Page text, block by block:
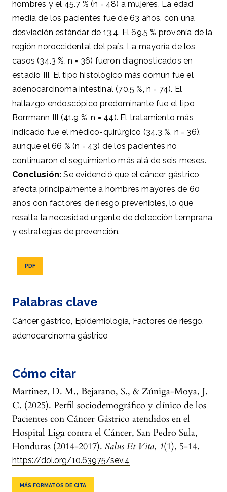
Palabras clave
Cáncer gástrico, Epidemiología, Factores de riesgo,
adenocarcinoma gástrico
Cómo citar
Martinez, D. M., Bejarano, S., & Zúniga-Moya, J.
C. (2025). Perfil sociodemográfico y clínico de los
Pacientes con Cáncer Gástrico atendidos en el
Hospital Liga contra el Cáncer, San Pedro Sula,
Honduras (2014-2017). Salus Et Vita, 1(1), 5-14.
https://doi.org/10.63975/sev.4
MÁS FORMATOS DE CITA
hombres y el 45.7 % (n = 48) a mujeres. La edad
media de los pacientes fue de 63 años, con una
desviación estándar de 13.4. El 69.5 % provenía de la
región noroccidental del país. La mayoría de los
casos (34.3 %, n = 36) fueron diagnosticados en
estadio III. El tipo histológico más común fue el
adenocarcinoma intestinal (70.5 %, n = 74). El
hallazgo endoscópico predominante fue el tipo
Borrmann III (41.9 %, n = 44). El tratamiento más
indicado fue el médico-quirúrgico (34.3 %, n = 36),
aunque el 66 % (n = 43) de los pacientes no
continuaron el seguimiento más alá de seis meses.
Conclusión: Se evidenció que el cáncer gástrico
afecta principalmente a hombres mayores de 60
años con factores de riesgo prevenibles, lo que
resalta la necesidad urgente de detección temprana
y estrategias de prevención.
PDF